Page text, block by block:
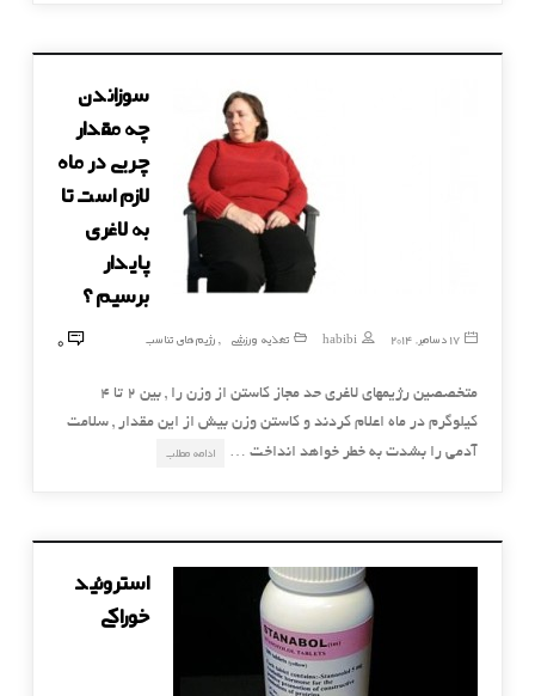
سوزاندن
چه مقدار
چربی در ماه
لازم است تا
به لاغری
پایدار
برسیم ؟
17 دسامبر, 2014 habibi تغذیه ورزشی , رژیم های تناسب 0
متخصصین رژیمهای لاغری حد مجاز کاستن از وزن را , بین 2 تا 4
کیلوگرم در ماه اعلام کردند و کاستن وزن بیش از این مقدار , سلامت
آدمی را بشدت به خطر خواهد انداخت …
ادامه مطلب
استروئید
خوراکی